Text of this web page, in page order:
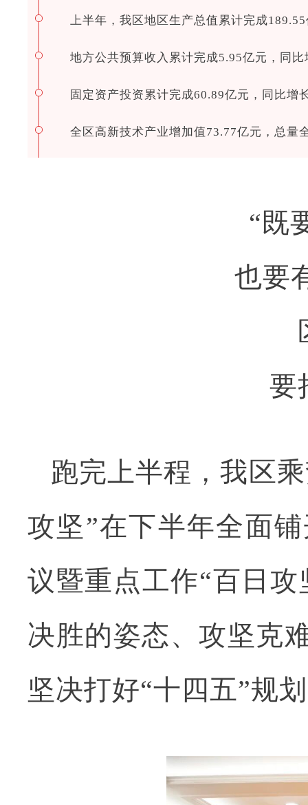
上半年，我区地区生产总值累计完成
地方公共预算收入累计完成5.95亿元，同
固定资产投资累计完成60.89亿元，同比增
全区高新技术产业增加值73.77亿元，总量
“既
也要
要
跑完上半程，我区
攻坚”在下半年全面
议暨重点工作“百日
决胜的姿态、攻坚克
坚决打好“十四五”规